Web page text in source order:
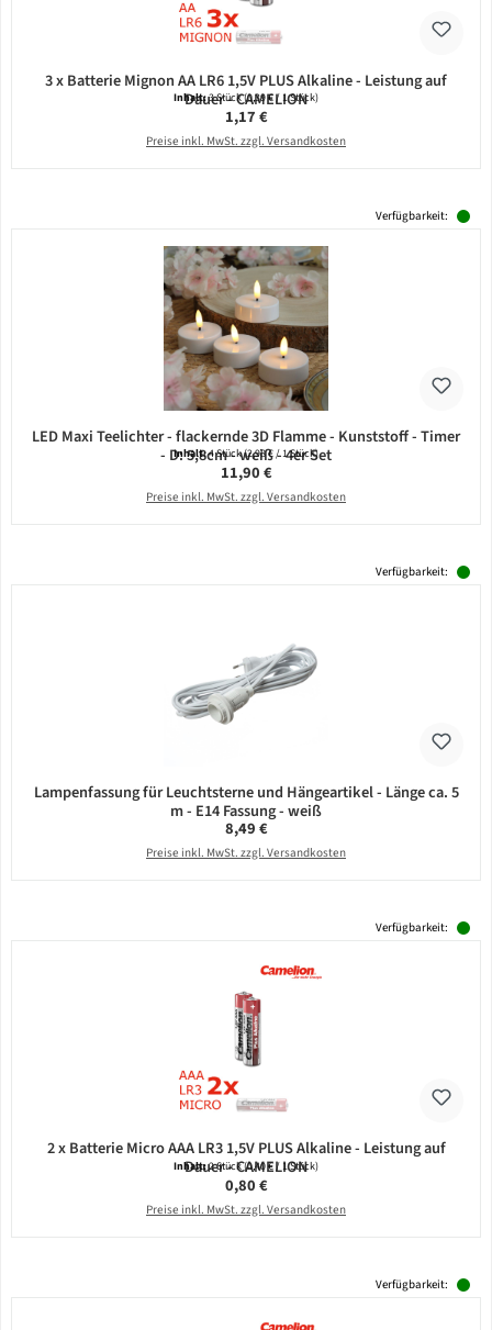
3 x Batterie Mignon AA LR6 1,5V PLUS Alkaline - Leistung auf
Dauer - CAMELION
Inhalt:3 Stück(0,39 € / 1 Stück)
Regulärer Preis:
1,17 €
Preise inkl. MwSt. zzgl. Versandkosten
Verfügbarkeit:
LED Maxi Teelichter - flackernde 3D Flamme - Kunststoff - Timer
- D: 5,8cm - weiß - 4er Set
Inhalt:4 Stück(2,98 € / 1 Stück)
Regulärer Preis:
11,90 €
Preise inkl. MwSt. zzgl. Versandkosten
Verfügbarkeit:
Lampenfassung für Leuchtsterne und Hängeartikel - Länge ca. 5
m - E14 Fassung - weiß
Regulärer Preis:
8,49 €
Preise inkl. MwSt. zzgl. Versandkosten
Verfügbarkeit:
2 x Batterie Micro AAA LR3 1,5V PLUS Alkaline - Leistung auf
Dauer - CAMELION
Inhalt:2 Stück(0,40 € / 1 Stück)
Regulärer Preis:
0,80 €
Preise inkl. MwSt. zzgl. Versandkosten
Verfügbarkeit: